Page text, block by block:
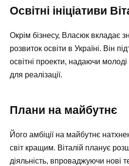
Освітні ініціативи
Окрім бізнесу, Власюк вкладає
розвиток освіти в Україні. Він
освітні проекти, надаючи
для реалізації.
Плани на майбутнє
Його амбіції на майбутнє
світ кращим. Віталій планує
діяльність, впроваджуючи нові